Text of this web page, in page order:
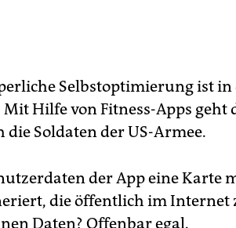
Selbstoptimierung ist in
Hilfe von Fitness-Apps geht
die Soldaten der US-Armee.
der App eine Karte
die öffentlich im Internet
Daten? Offenbar egal.